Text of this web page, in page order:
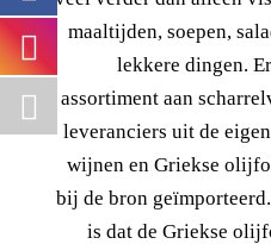
maaltijden, soepen,
lekkere dingen.
assortiment aan
leveranciers uit de
wijnen en Griekse
bij de bron
is dat de Griekse